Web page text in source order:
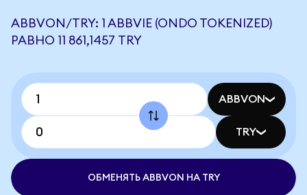
ABBVON/TRY: 1 ABBVIE (ONDO TOKENIZED)
РАВНО 11 861,1457 TRY
ABBVON
TRY
ОБМЕНЯТЬ ABBVON НА TRY